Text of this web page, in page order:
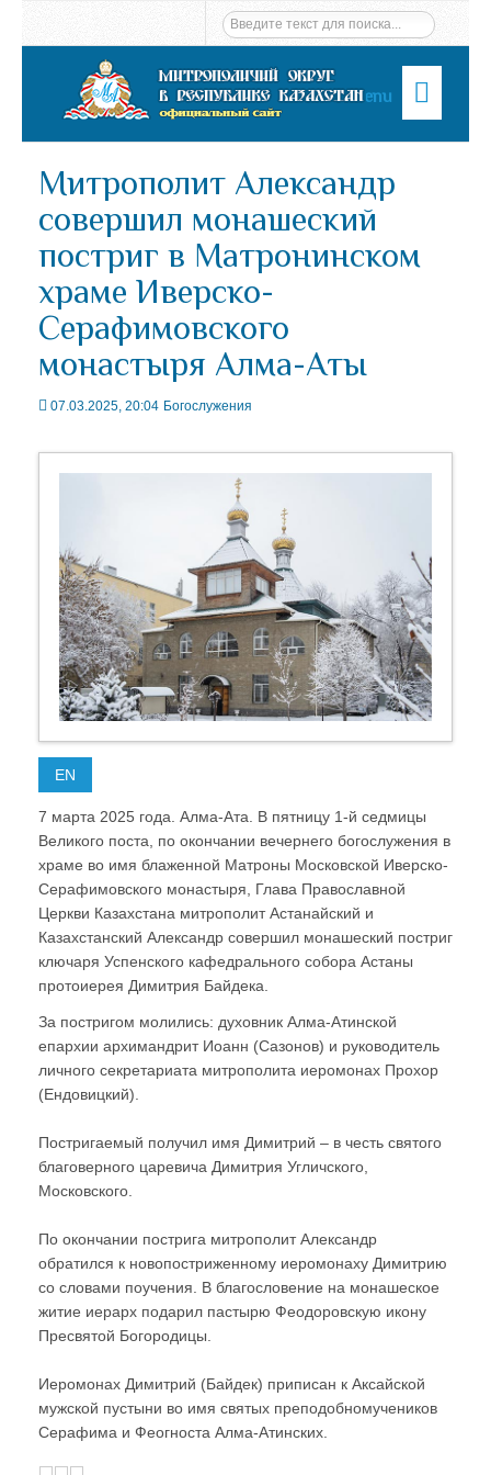
Menu
Митрополит Александр
совершил монашеский
постриг в Матронинском
храме Иверско-
Серафимовского
монастыря Алма-Аты
07.03.2025, 20:04 Богослужения
EN
7 марта 2025 года. Алма-Ата. В пятницу 1-й седмицы
Великого поста, по окончании вечернего богослужения в
храме во имя блаженной Матроны Московской Иверско-
Серафимовского монастыря, Глава Православной
Церкви Казахстана митрополит Астанайский и
Казахстанский Александр совершил монашеский постриг
ключаря Успенского кафедрального собора Астаны
протоиерея Димитрия Байдека.
За постригом молились: духовник Алма-Атинской
епархии архимандрит Иоанн (Сазонов) и руководитель
личного секретариата митрополита иеромонах Прохор
(Ендовицкий).
Постригаемый получил имя Димитрий – в честь святого
благоверного царевича Димитрия Угличского,
Московского.
По окончании пострига митрополит Александр
обратился к новопостриженному иеромонаху Димитрию
со словами поучения. В благословение на монашеское
житие иерарх подарил пастырю Феодоровскую икону
Пресвятой Богородицы.
Иеромонах Димитрий (Байдек) приписан к Аксайской
мужской пустыни во имя святых преподобномучеников
Серафима и Феогноста Алма-Атинских.